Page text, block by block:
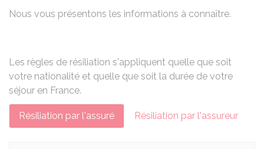
Nous vous présentons les informations à connaître.
Les règles de résiliation s'appliquent quelle que soit
votre nationalité et quelle que soit la durée de votre
séjour en France.
Résiliation par l'assuré Résiliation par l'assureur